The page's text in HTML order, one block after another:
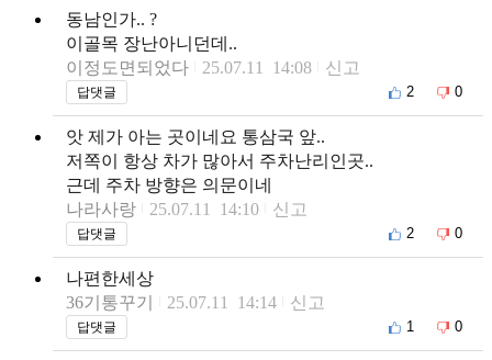
동남인가.. ?
이골목 장난아니던데..
이정도면되었다
25.07.11 14:08 신고
답댓글 2 0
앗 제가 아는 곳이네요 통삼국 앞..
저쪽이 항상 차가 많아서 주차난리인곳..
근데 주차 방향은 의문이네
나라사랑
25.07.11 14:10 신고
답댓글 2 0
나편한세상
36기통꾸기
25.07.11 14:14 신고
답댓글 1 0